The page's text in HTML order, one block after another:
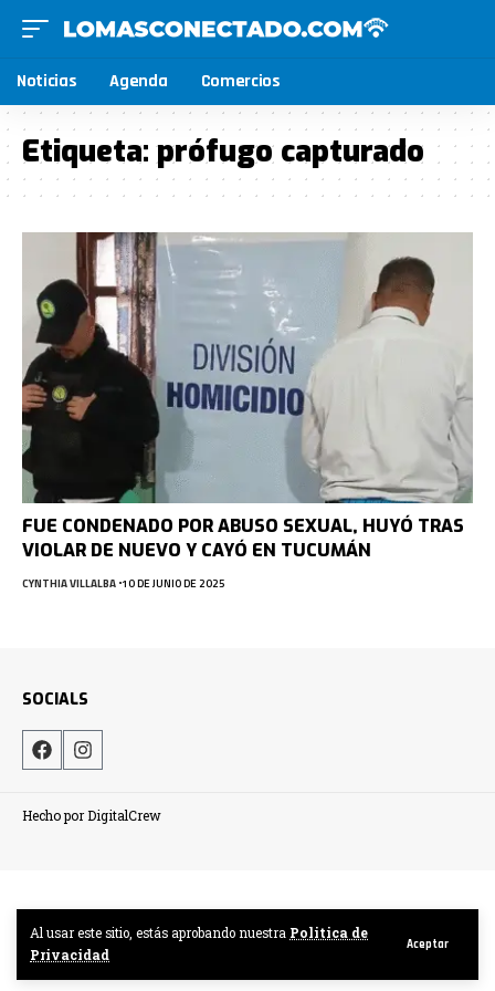
Al usar este sitio, estás aprobando nuestra Politica de
Privacidad
Aceptar
Noticias Agenda Comercios
Etiqueta:prófugo capturado
FUE CONDENADO POR ABUSO SEXUAL, HUYÓ TRAS
VIOLAR DE NUEVO Y CAYÓ EN TUCUMÁN
CYNTHIA VILLALBA 10 DE JUNIO DE 2025
SOCIALS
Hecho por DigitalCrew